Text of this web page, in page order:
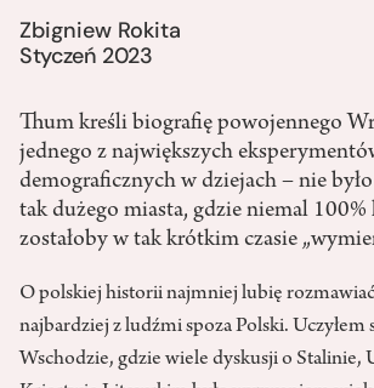
Zbigniew Rokita
Styczeń 2023
Thum kreśli biografię powojennego
jednego z największych
demograficznych w dziejach – nie
tak dużego miasta, gdzie niemal
zostałoby w tak krótkim czasie
O polskiej historii najmniej lubię
najbardziej z ludźmi spoza Polski. Uczyłem
Wschodzie, gdzie wiele dyskusji o Stalinie,